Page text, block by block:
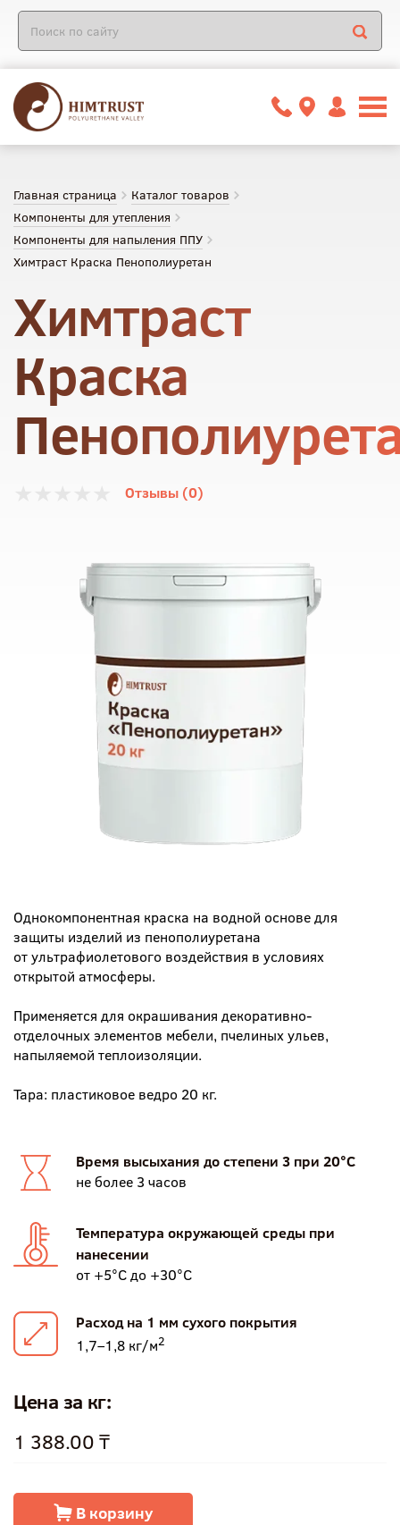
Главная страница
Каталог товаров
Компоненты для утепления
Компоненты для напыления ППУ
Химтраст Краска Пенополиуретан
Химтраст
Краска
Отзывы (0)
Однокомпонентная краска на водной основе для
защиты изделий из пенополиуретана
от ультрафиолетового воздействия в условиях
открытой атмосферы.
Применяется для окрашивания декоративно-
отделочных элементов мебели, пчелиных ульев,
напыляемой теплоизоляции.
Тара: пластиковое ведро 20 кг.
Время высыхания до степени 3 при 20°С
не более 3 часов
Температура окружающей среды при
нанесении
от +5°С до +30°С
Расход на 1 мм сухого покрытия
1,7–1,8 кг/м2
Цена за кг:
1 388.00 ₸
В корзину